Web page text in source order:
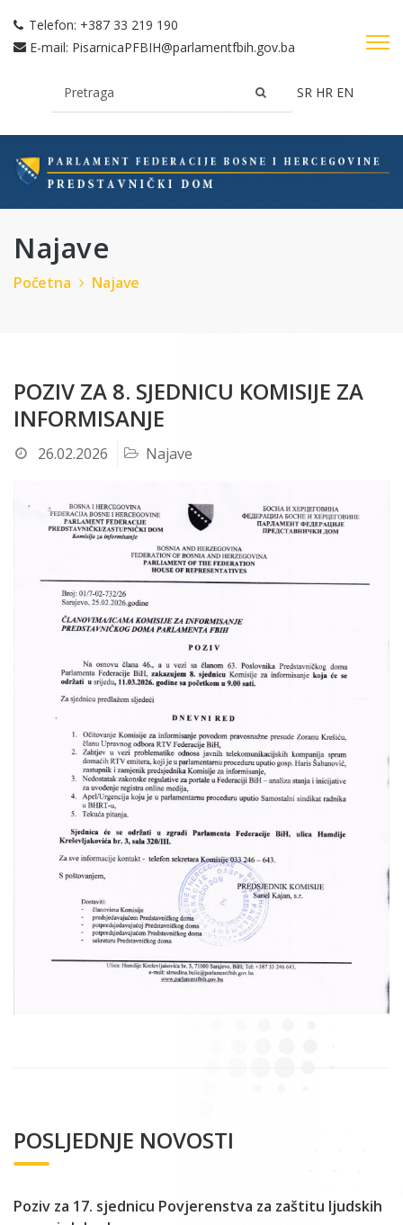
Telefon: +387 33 219 190
E-mail: PisarnicaPFBIH@parlamentfbih.gov.ba
SR HR EN
Najave
Početna Najave
POZIV ZA 8. SJEDNICU KOMISIJE ZA
INFORMISANJE
26.02.2026 Najave
POSLJEDNJE NOVOSTI
Poziv za 17. sjednicu Povjerenstva za zaštitu ljudskih